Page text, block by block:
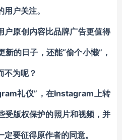
户关注。
户原创内容比品牌广告更值得
新的日子，还能“偷个小懒”，
不为呢？
礼仪”，在Instagram上转
受版权保护的照片和视频，并
定要征得原作者的同意。